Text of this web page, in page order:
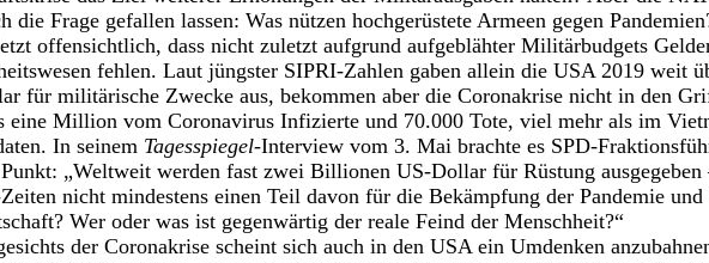
die Frage gefallen lassen: Was nützen hochgerüstete Armeen gegen
offensichtlich, dass nicht zuletzt aufgrund aufgeblähter Militärbudgets
fehlen. Laut jüngster SIPRI-Zahlen gaben allein die USA 2019 weit
für militärische Zwecke aus, bekommen aber die Coronakrise nicht in den
eine Million vom Coronavirus Infizierte und 70.000 Tote, viel mehr als im
In seinem Tagesspiegel-Interview vom 3. Mai brachte es SPD-
„Weltweit werden fast zwei Billionen US-Dollar für Rüstung
nicht mindestens einen Teil davon für die Bekämpfung der Pandemie und
Wer oder was ist gegenwärtig der reale Feind der Menschheit?“
der Coronakrise scheint sich auch in den USA ein Umdenken